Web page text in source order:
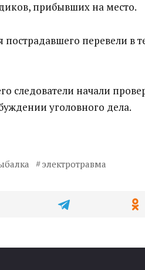
прибывших на место.
пострадавшего перевели в
следователи начали
уголовного дела.
электротравма